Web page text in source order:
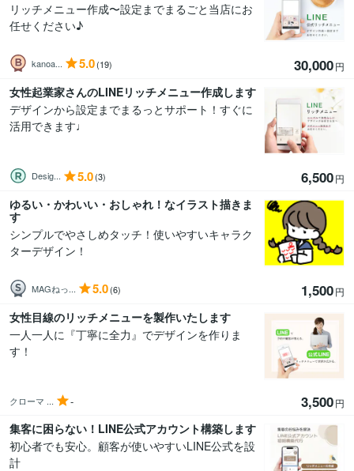
リッチメニュー作成〜設定までまるごと当店にお
任せください♪
kanoa... 5.0(19) 30,000円
女性起業家さんのLINEリッチメニュー作成します
デザインから設定までまるっとサポート！すぐに
活用できます♩
Desig... 5.0(3) 6,500円
ゆるい・かわいい・おしゃれ！なイラスト描きま
す
シンプルでやさしめタッチ！使いやすいキャラク
ターデザイン！
MAGねっ... 5.0(6) 1,500円
女性目線のリッチメニューを製作いたします
一人一人に『丁寧に全力』でデザインを作りま
す！
クローマ ... - 3,500円
集客に困らない！LINE公式アカウント構築します
初心者でも安心。顧客が使いやすいLINE公式を設
計